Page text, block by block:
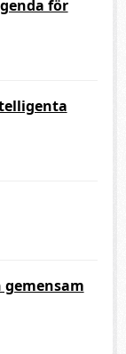
för
gemensam